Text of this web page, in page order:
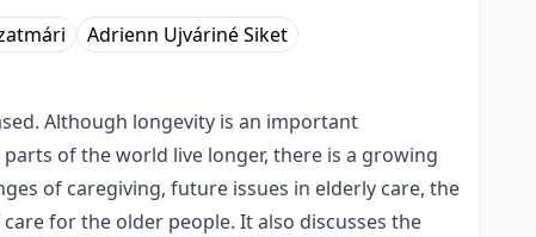
Adrienn Ujváriné Siket
Although longevity is an important
of the world live longer, there is a growing
of caregiving, future issues in elderly care, the
for the older people. It also discusses the